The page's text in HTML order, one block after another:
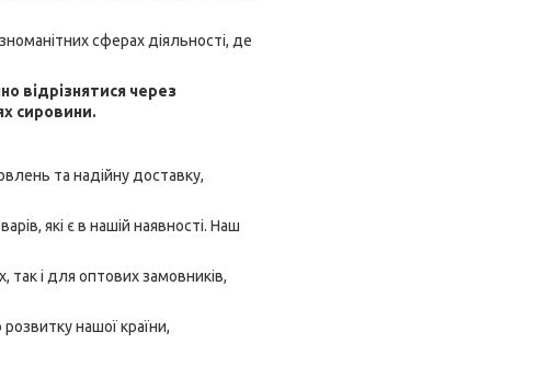
сферах діяльності, де
відрізнятися через
сировини.
та надійну доставку,
які є в нашій наявності. Наш
і для оптових замовників,
нашої країни,